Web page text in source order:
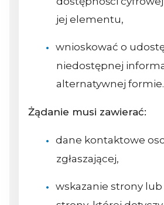
jej elementu,
wnioskować o
niedostępnej
alternatywnej formie.
Żądanie musi zawierać:
dane kontaktowe
zgłaszającej,
wskazanie strony